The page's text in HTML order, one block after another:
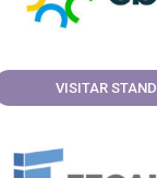
VISITAR STAND